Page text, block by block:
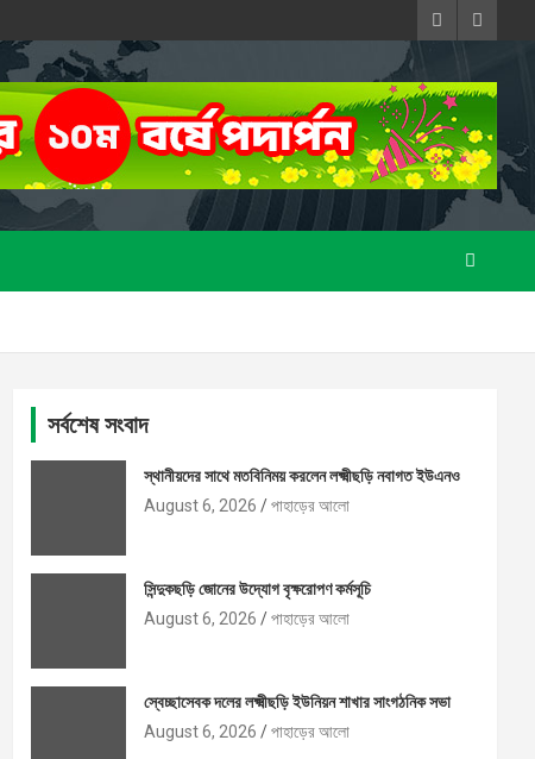
সর্বশেষ সংবাদ
স্থানীয়দের সাথে মতবিনিময় করলেন লক্ষ্মীছড়ি নবাগত ইউএনও
August 6, 2026
পাহাড়ের আলো
সিন্দুকছড়ি জোনের উদ্যোগ বৃক্ষরোপণ কর্মসূচি
August 6, 2026
পাহাড়ের আলো
স্বেচ্ছাসেবক দলের লক্ষ্মীছড়ি ইউনিয়ন শাখার সাংগঠনিক সভা
August 6, 2026
পাহাড়ের আলো